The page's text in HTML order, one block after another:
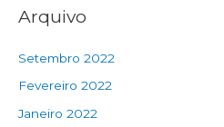
Arquivo
Setembro 2022
Fevereiro 2022
Janeiro 2022